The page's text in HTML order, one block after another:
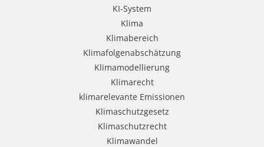
KI-System
Klima
Klimabereich
Klimafolgenabschätzung
Klimamodellierung
Klimarecht
klimarelevante Emissionen
Klimaschutzgesetz
Klimaschutzrecht
Klimawandel